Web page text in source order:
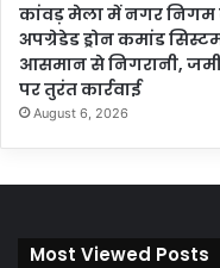
कांवड़ मेला में नगर निगम
अपग्रेडेड ड्रोन कमांड
आसमान से निगरानी,
पर तुरंत कार्रवाई
August 6, 2026
Most Viewed Posts